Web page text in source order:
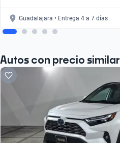
Guadalajara • Entrega 4 a 7 días
Autos con precio similar